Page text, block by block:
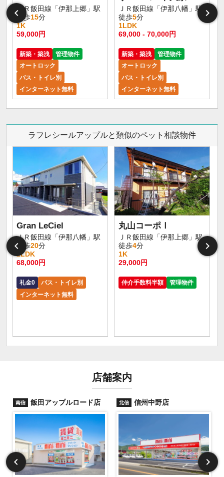
ＪＲ飯田線「伊那上郷」駅
徒歩15分
1K
59,000円
新築・築浅
管理物件
オートロック
バス・トイレ別
インターネット無料
ＪＲ飯田線「伊那八幡」駅
徒歩5分
1LDK
69,000 - 70,000円
新築・築浅
管理物件
オートロック
バス・トイレ別
インターネット無料
ラフレシールアップルと類似のペット相談物件
Gran LeCiel
ＪＲ飯田線「伊那八幡」駅
徒歩20分
2LDK
68,000円
礼金0
バス・トイレ別
インターネット無料
丸山コーポⅠ
ＪＲ飯田線「伊那上郷」駅
徒歩4分
1K
29,000円
仲介手数料半額 管理物件
店舗案内
南信 飯田アップルロード店 北信 信州中野店